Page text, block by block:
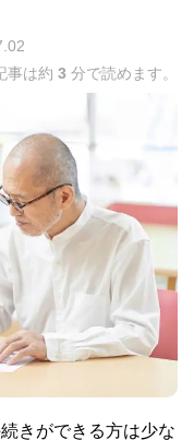
事は約 3 分で読めます。
きができる方は少な